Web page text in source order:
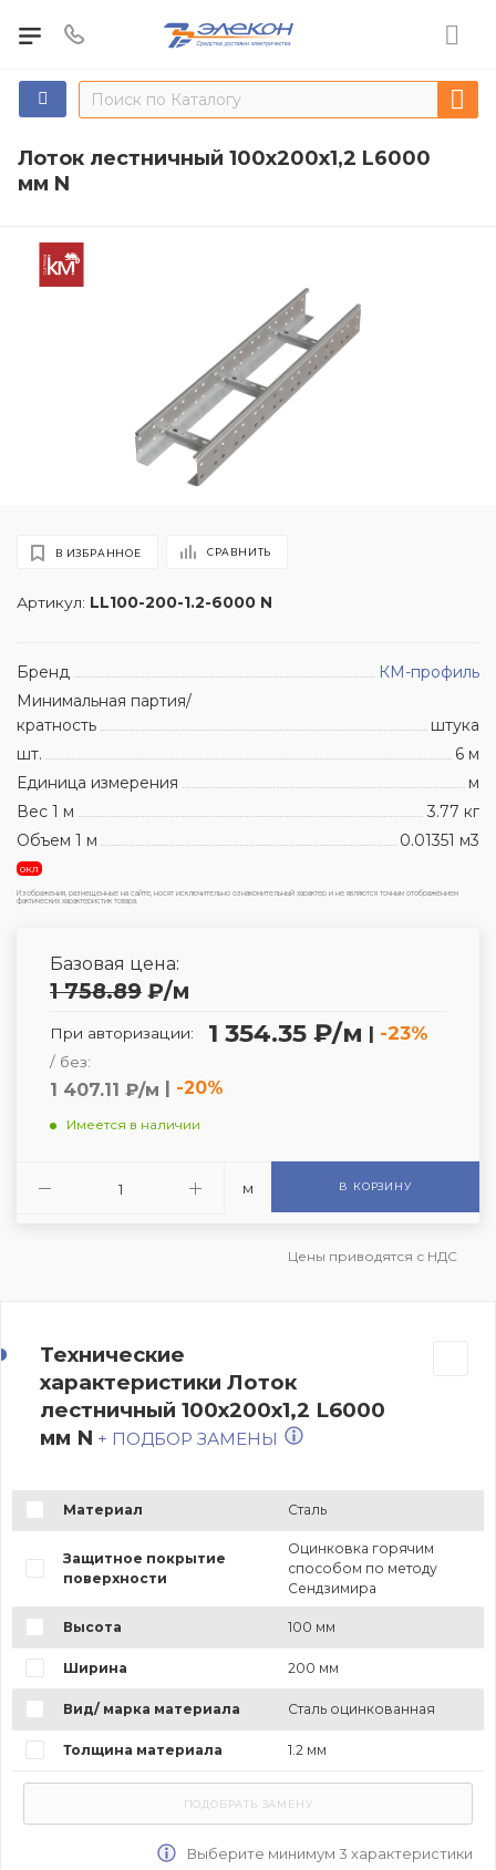
Лоток лестничный 100х200х1,2 L6000
мм N
Артикул: LL100-200-1.2-6000 N
В ИЗБРАННОЕ СРАВНИТЬ
Бренд
КМ-профиль
Минимальная партия/
кратность
штука
шт.
6 м
Единица измерения
м
Вес 1 м
3.77 кг
Объем 1 м
0.01351 м3
окл
Изображения, размещенные на сайте, носят исключительно ознакомительный характер и не являются точным отображением
фактических характеристик товара.
Базовая цена:
1 758.89 ₽/м
При авторизации: 1 354.35 ₽/м | -23%
/ без:
1 407.11 ₽/м | -20%
Имеется в наличии
м В КОРЗИНУ
Цены приводятся с НДС
Технические
характеристики Лоток
лестничный 100х200х1,2 L6000
мм N + ПОДБОР ЗАМЕНЫ
Материал Сталь
Защитное покрытие
поверхности
Оцинковка горячим
способом по методу
Сендзимира
Высота 100 мм
Ширина 200 мм
Вид/ марка материала Сталь оцинкованная
Толщина материала 1.2 мм
Выберите минимум 3 характеристики